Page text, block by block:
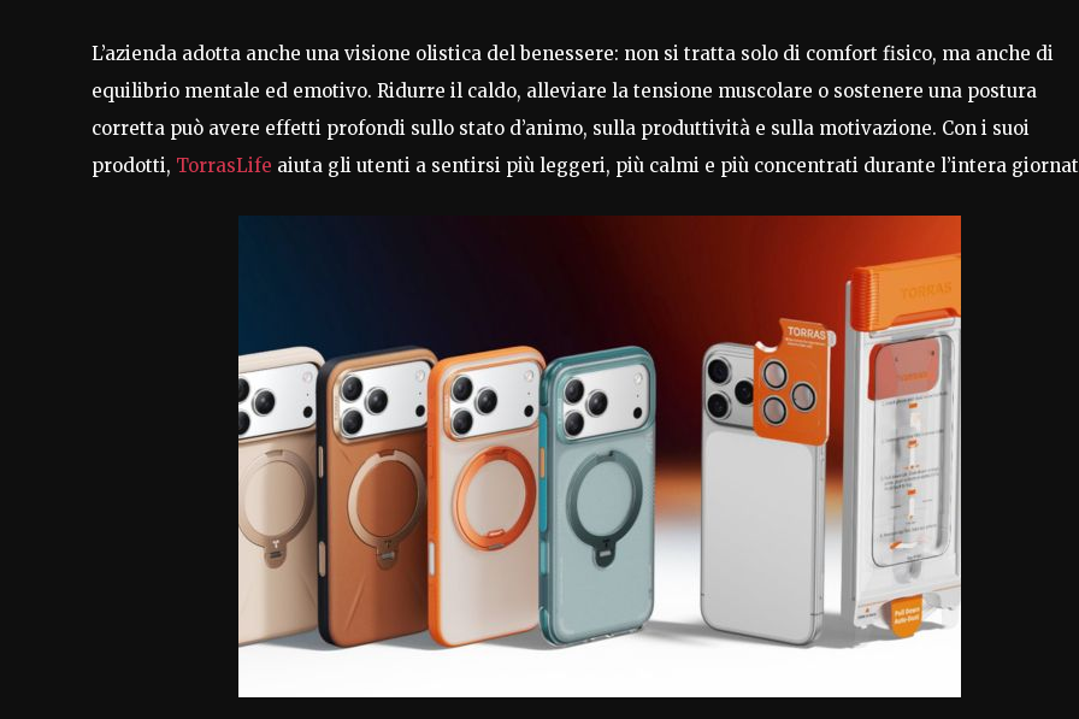
L’azienda adotta anche una visione olistica del benessere: non si tratta solo di comfort fisico, ma anche di
equilibrio mentale ed emotivo. Ridurre il caldo, alleviare la tensione muscolare o sostenere una postura
corretta può avere effetti profondi sullo stato d’animo, sulla produttività e sulla motivazione. Con i suoi
prodotti, TorrasLife aiuta gli utenti a sentirsi più leggeri, più calmi e più concentrati durante l’intera